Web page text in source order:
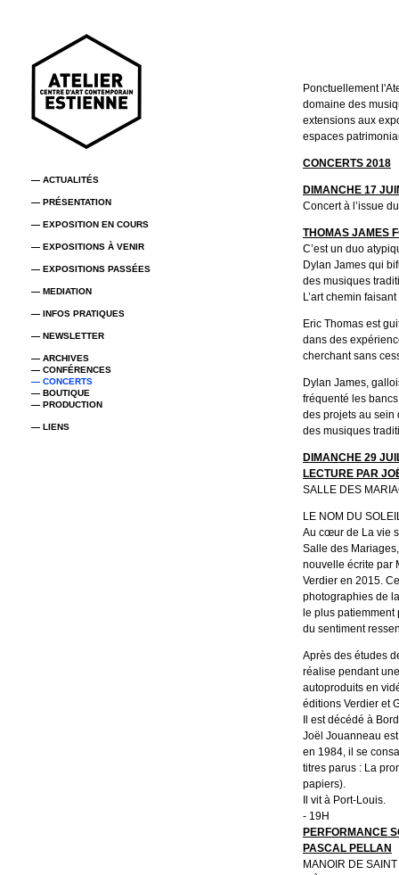
— ACTUALITÉS
— PRÉSENTATION
— EXPOSITION EN COURS
— EXPOSITIONS À VENIR
— EXPOSITIONS PASSÉES
— MEDIATION
— INFOS PRATIQUES
— NEWSLETTER
— ARCHIVES
— CONFÉRENCES
— CONCERTS
— BOUTIQUE
— PRODUCTION
— LIENS
Ponctuellement
domaine des
extensions aux
espaces
CONCERTS 2018
DIMANCHE 17
Concert à l’issue
THOMAS JAMES
C’est un duo
Dylan James qui
des musiques
L’art chemin
Eric Thomas est
dans des
cherchant sans
Dylan James,
fréquenté les
des projets au sein
des musiques
DIMANCHE 29
LECTURE PAR
SALLE DES
LE NOM DU
Au cœur de La vie
Salle des
nouvelle écrite par
Verdier en 2015.
photographies de
le plus
du sentiment
Après des études
réalise pendant
autoproduits en
éditions Verdier et
Il est décédé à
Joël Jouanneau
en 1984, il se
titres parus : La
papiers).
Il vit à Port-Louis.
- 19H
PERFORMANCE
PASCAL PELLAN
MANOIR DE